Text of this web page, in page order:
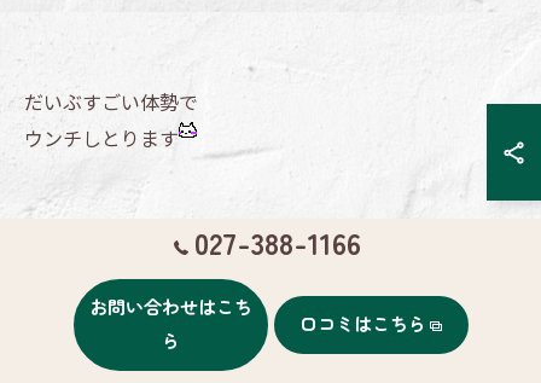
だいぶすごい体勢で
ウンチしとります
ご飯も食べたので
サロンで販売している
歯磨きガム『ｊｐ』をと言われたので
027-388-1166
お問い合わせはこち
ら
口コミはこちら